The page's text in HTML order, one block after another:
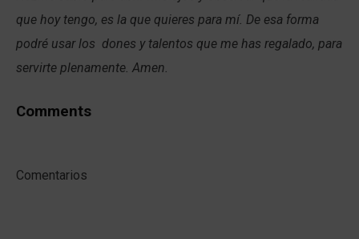
que hoy tengo, es la que quieres para mí. De esa forma
podré usar los dones y talentos que me has regalado, para
servirte plenamente. Amen.
Comments
Comentarios